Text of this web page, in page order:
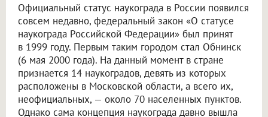
Официальный статус наукограда в России появился
совсем недавно, федеральный закон «О статусе
наукограда Российской Федерации» был принят
в 1999 году. Первым таким городом стал Обнинск
(6 мая 2000 года). На данный момент в стране
признается 14 наукоградов, девять из которых
расположены в Московской области, а всего их,
неофициальных, — около 70 населенных пунктов.
Однако сама концепция наукограда давно вышла